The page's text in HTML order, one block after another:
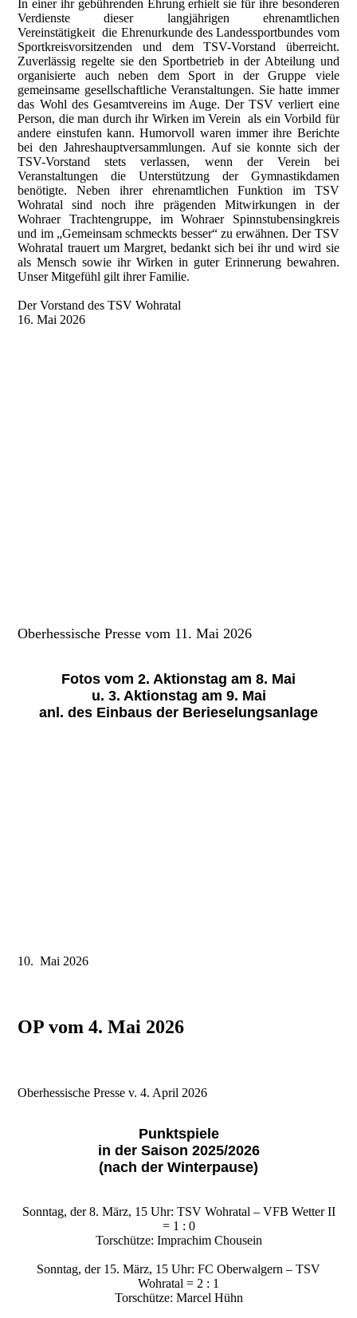
In einer ihr gebührenden Ehrung erhielt sie für ihre besonderen
Verdienste dieser langjährigen ehrenamtlichen
Vereinstätigkeit die Ehrenurkunde des Landessportbundes vom
Sportkreisvorsitzenden und dem TSV-Vorstand überreicht.
Zuverlässig regelte sie den Sportbetrieb in der Abteilung und
organisierte auch neben dem Sport in der Gruppe viele
gemeinsame gesellschaftliche Veranstaltungen. Sie hatte immer
das Wohl des Gesamtvereins im Auge. Der TSV verliert eine
Person, die man durch ihr Wirken im Verein als ein Vorbild für
andere einstufen kann. Humorvoll waren immer ihre Berichte
bei den Jahreshauptversammlungen. Auf sie konnte sich der
TSV-Vorstand stets verlassen, wenn der Verein bei
Veranstaltungen die Unterstützung der Gymnastikdamen
benötigte. Neben ihrer ehrenamtlichen Funktion im TSV
Wohratal sind noch ihre prägenden Mitwirkungen in der
Wohraer Trachtengruppe, im Wohraer Spinnstubensingkreis
und im „Gemeinsam schmeckts besser“ zu erwähnen. Der TSV
Wohratal trauert um Margret, bedankt sich bei ihr und wird sie
als Mensch sowie ihr Wirken in guter Erinnerung bewahren.
Unser Mitgefühl gilt ihrer Familie.
Der Vorstand des TSV Wohratal
16. Mai 2026
Oberhessische Presse vom 11. Mai 2026
Fotos vom 2. Aktionstag am 8. Mai
u. 3. Aktionstag am 9. Mai
anl. des Einbaus der Berieselungsanlage
10. Mai 2026
OP vom 4. Mai 2026
Oberhessische Presse v. 4. April 2026
Punktspiele
in der Saison 2025/2026
(nach der Winterpause)
Sonntag, der 8. März, 15 Uhr: TSV Wohratal – VFB Wetter II
= 1 : 0
Torschütze: Imprachim Chousein
Sonntag, der 15. März, 15 Uhr: FC Oberwalgern – TSV
Wohratal = 2 : 1
Torschütze: Marcel Hühn